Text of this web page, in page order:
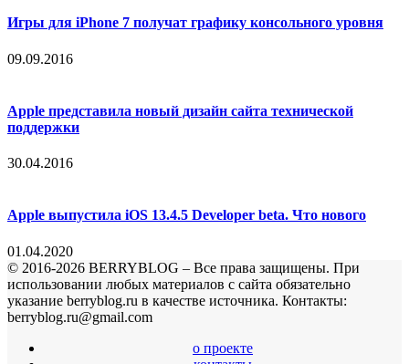
Игры для iPhone 7 получат графику консольного уровня
09.09.2016
Apple представила новый дизайн сайта технической
поддержки
30.04.2016
Apple выпустила iOS 13.4.5 Developer beta. Что нового
01.04.2020
© 2016-2026 BERRYBLOG – Все права защищены. При
использовании любых материалов с сайта обязательно
указание berryblog.ru в качестве источника. Контакты:
berryblog.ru@gmail.com
о проекте